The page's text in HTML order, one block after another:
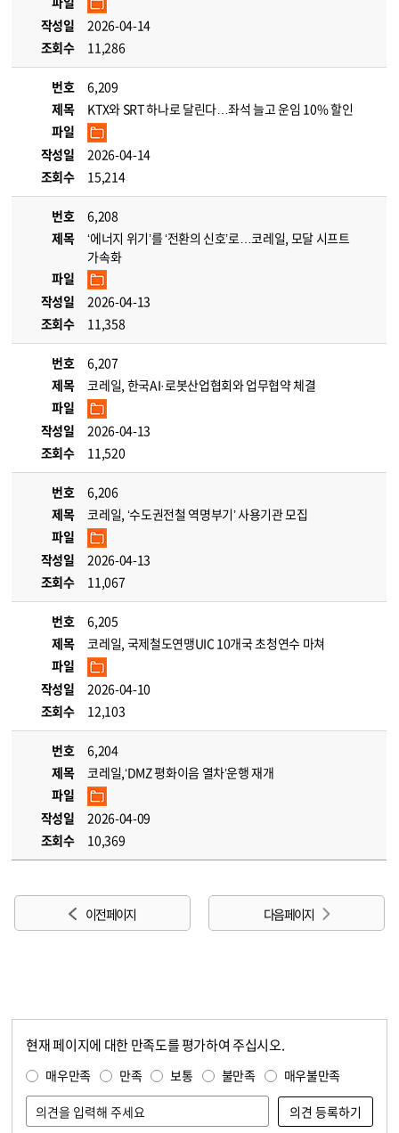
작성일
2026-04-14
조회수
11,286
번호
6,209
제목
KTX와 SRT 하나로 달린다…좌석 늘고 운임 10% 할인
파일
작성일
2026-04-14
조회수
15,214
번호
6,208
제목
‘에너지 위기’를 ‘전환의 신호’로…코레일, 모달 시프트
가속화
파일
작성일
2026-04-13
조회수
11,358
번호
6,207
제목
코레일, 한국AI·로봇산업협회와 업무협약 체결
파일
작성일
2026-04-13
조회수
11,520
번호
6,206
제목
코레일, ‘수도권전철 역명부기’ 사용기관 모집
파일
작성일
2026-04-13
조회수
11,067
번호
6,205
제목
코레일, 국제철도연맹UIC 10개국 초청연수 마쳐
파일
작성일
2026-04-10
조회수
12,103
번호
6,204
제목
코레일,‘DMZ 평화이음 열차’운행 재개
파일
작성일
2026-04-09
조회수
10,369
이전 페이지 다음 페이지
현재 페이지에 대한 만족도를 평가하여 주십시오.
매우만족 만족 보통 불만족 매우불만족